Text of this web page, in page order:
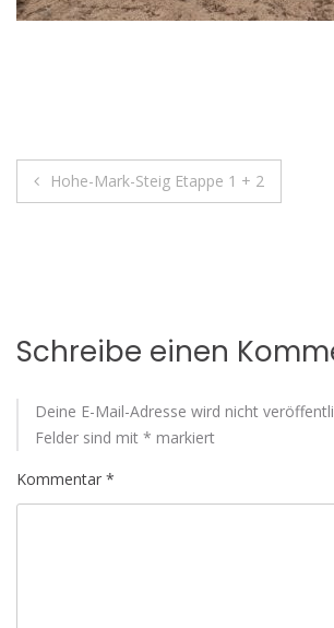
Beitragsnavigation
Hohe-Mark-Steig Etappe 1 + 2
Schreibe einen
Deine E-Mail-Adresse wird nicht
Felder sind mit * markiert
Kommentar *